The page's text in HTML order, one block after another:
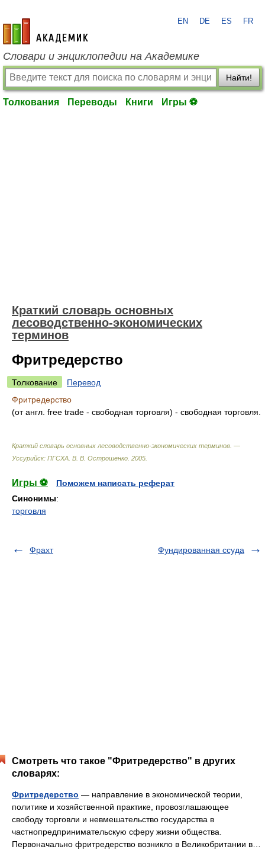
academic.ru
EN DE ES FR
Словари и энциклопедии на Академике
Найти!
Толкования Переводы Книги Игры ⚽
Краткий словарь основных
лесоводственно-экономических
терминов
Фритредерство
Толкование
Перевод
Фритредерство
(от англ. free trade - свободная торговля) - свободная торговля.
Краткий словарь основных лесоводственно-экономических терминов. —
Уссурийск: ПГСХА В. В. Острошенко 2005
Игры ⚽
Поможем написать реферат
Синонимы:
торговля
Фрахт Фундированная ссуда
Смотреть что такое "Фритредерство" в других
словарях:
Фритредерство — направление в экономической теории,
политике и хозяйственной практике, провозглашающее
свободу торговли и невмешательство государства в
частнопредпринимательскую сферу жизни общества.
Первоначально фритредерство возникло в Великобритании в…